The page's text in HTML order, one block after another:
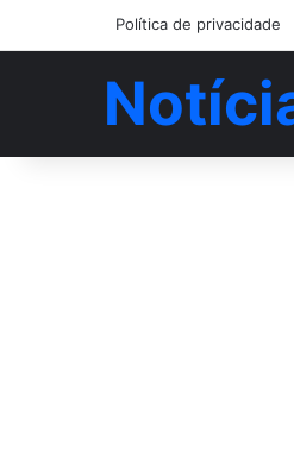
Política de privacidade